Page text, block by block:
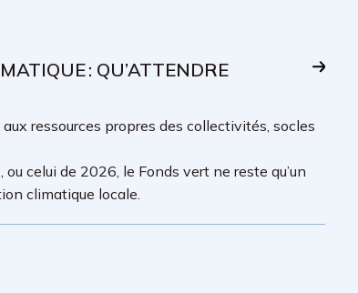
: QU’ATTENDRE
ressources propres des collectivités, socles
celui de 2026, le Fonds vert ne reste qu’un
climatique locale.